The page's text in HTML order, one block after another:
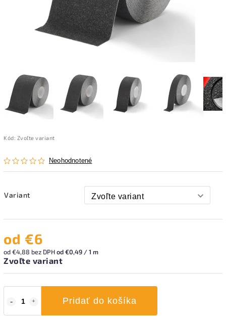
Kód: Zvoľte variant
Neohodnotené
Variant
od €6
od€4,88 bez DPHod €0,49 / 1 m
Zvoľte variant
Pridať do košíka